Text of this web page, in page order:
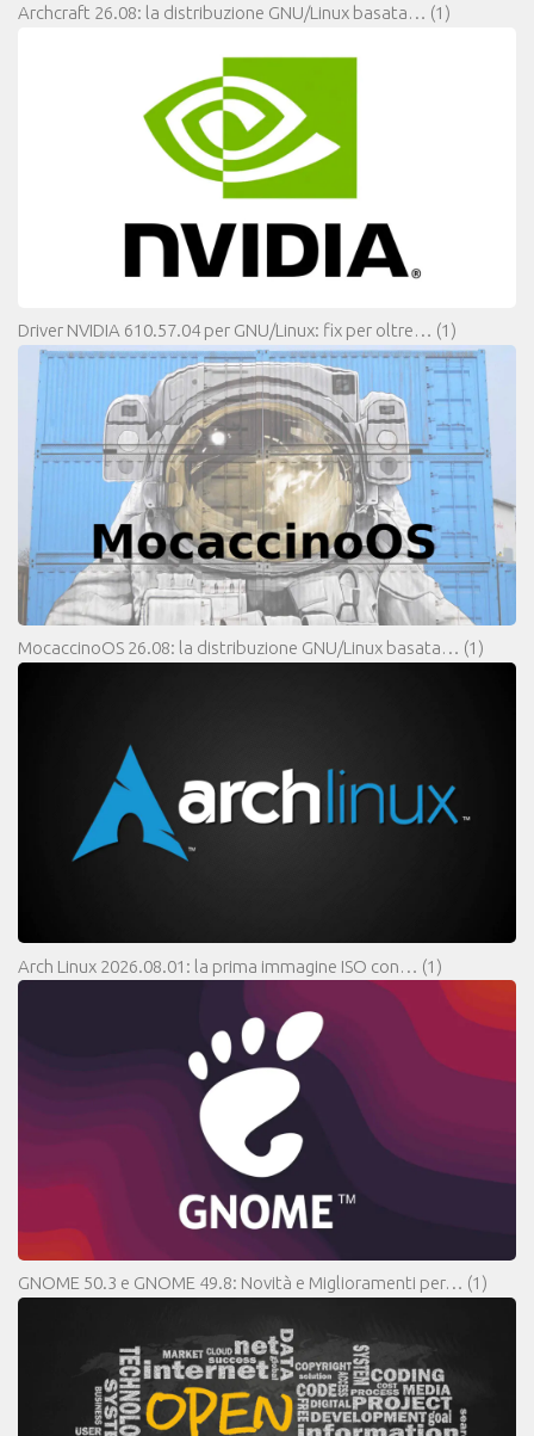
Archcraft 26.08: la distribuzione GNU/Linux basata… (1)
Driver NVIDIA 610.57.04 per GNU/Linux: fix per oltre… (1)
MocaccinoOS 26.08: la distribuzione GNU/Linux basata… (1)
Arch Linux 2026.08.01: la prima immagine ISO con… (1)
GNOME 50.3 e GNOME 49.8: Novità e Miglioramenti per… (1)